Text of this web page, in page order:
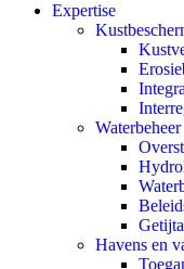
Expertise
Waterbeheer
Havens en